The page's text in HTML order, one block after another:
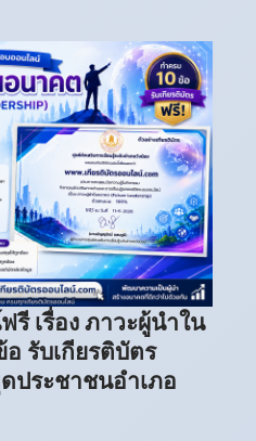
รี เรื่อง ภาวะผู้นำใน
รับเกียรติบัตร
ประชาชนอำเภอ